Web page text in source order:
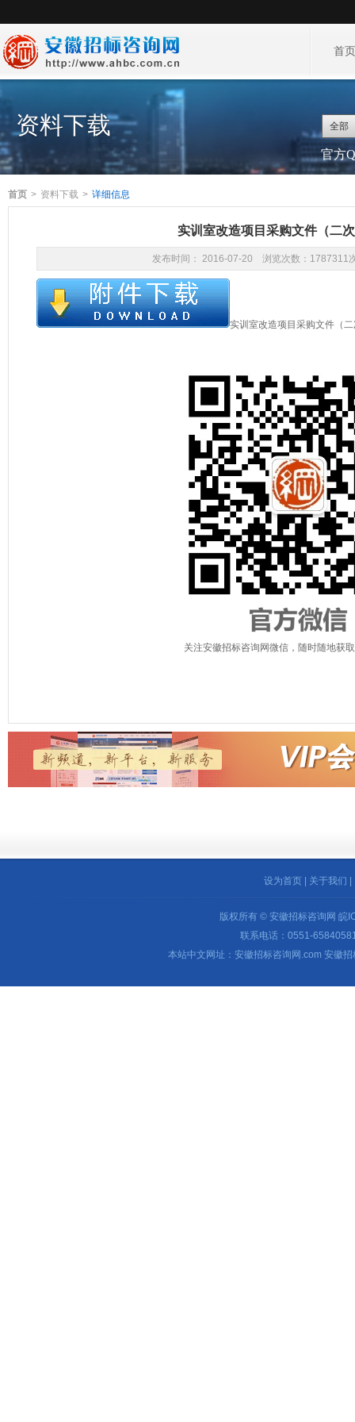
首
资料下载 全部
官方
首页 > 资料下载 > 详细信息
实训室改造项目采购文件（二
发布时间： 2016-07-20 浏览次数：1787311
实训室改造项目采购文件（
关注安徽招标咨询网微信，随时随地获
设为首页 关于我们
版权所有 © 安徽招标咨询网 皖
联系电话：0551-
本站中文网址：安徽招标咨询网.com 安徽